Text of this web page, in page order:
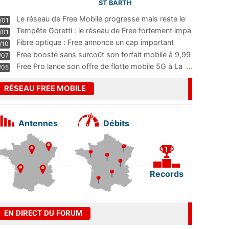
ST BARTH
Le réseau de Free Mobile progresse mais reste le
m
...
Tempête Goretti : le réseau de Free fortement impa
Fibre optique : Free annonce un cap important
pass
...
Free booste sans surcoût son forfait mobile à 9,99
Free Pro lance son offre de flotte mobile 5G à La ...
RÉSEAU FREE MOBILE
Antennes Débits
Records
EN DIRECT DU FORUM